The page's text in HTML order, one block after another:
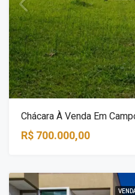
Chácara À Venda Em
R$ 700.000,00